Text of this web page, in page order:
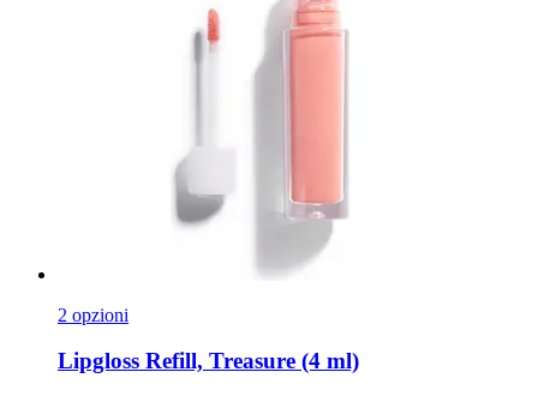
2 opzioni
Lipgloss Refill, Treasure (4 ml)